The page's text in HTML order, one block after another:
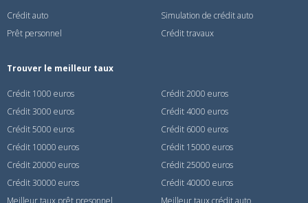
Crédit auto
Simulation de crédit auto
Prêt personnel
Crédit travaux
Trouver le meilleur taux
Crédit 1000 euros
Crédit 2000 euros
Crédit 3000 euros
Crédit 4000 euros
Crédit 5000 euros
Crédit 6000 euros
Crédit 10000 euros
Crédit 15000 euros
Crédit 20000 euros
Crédit 25000 euros
Crédit 30000 euros
Crédit 40000 euros
Meilleur taux prêt presonnel
Meilleur taux crédit auto